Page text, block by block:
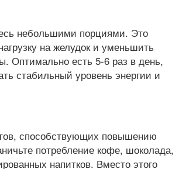
небольшими порциями. Это
на желудок и уменьшить
Оптимально есть 5-6 раз в день,
стабильный уровень энергии и
способствующих повышению
потребление кофе, шоколада,
напитков. Вместо этого